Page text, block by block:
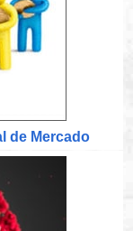
de Mercado